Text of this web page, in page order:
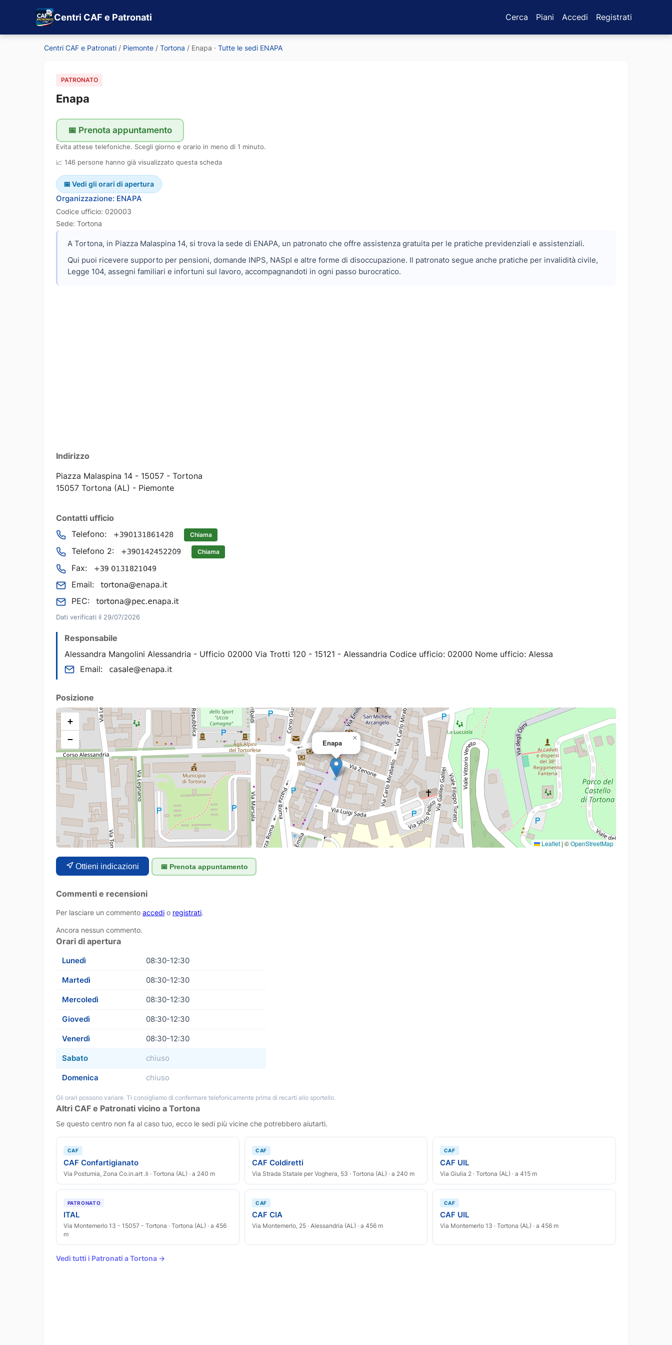
Centri CAF e Patronati Cerca Piani Accedi Registrati
Centri CAF e Patronati / Piemonte / Tortona / Enapa · Tutte le sedi ENAPA
PATRONATO
Enapa
📅 Prenota appuntamento
Evita attese telefoniche. Scegli giorno e orario in meno di 1 minuto.
📈 146 persone hanno già visualizzato questa scheda
📅 Vedi gli orari di apertura
Organizzazione: ENAPA
Codice ufficio: 020003
Sede: Tortona
A Tortona, in Piazza Malaspina 14, si trova la sede di ENAPA, un patronato che offre assistenza gratuita per le pratiche previdenziali e assistenziali.
Qui puoi ricevere supporto per pensioni, domande INPS, NASpI e altre forme di disoccupazione. Il patronato segue anche pratiche per invalidità civile,
Legge 104, assegni familiari e infortuni sul lavoro, accompagnandoti in ogni passo burocratico.
Indirizzo
Piazza Malaspina 14 - 15057 - Tortona
15057 Tortona (AL) - Piemonte
Contatti ufficio
Telefono:
Chiama
Telefono 2: Chiama
Fax:
Email:
PEC:
Dati verificati il 29/07/2026
Responsabile
Alessandra Mangolini Alessandria - Ufficio 02000 Via Trotti 120 - 15121 - Alessandria Codice ufficio: 02000 Nome ufficio: Alessa
Email:
Posizione
Enapa
×
+
−
Leaflet | ©OpenStreetMap
Ottieni indicazioni 📅 Prenota appuntamento
Commenti e recensioni
Per lasciare un commento accedi o registrati.
Ancora nessun commento.
Orari di apertura
Lunedì 08:30-12:30
Martedì 08:30-12:30
Mercoledì 08:30-12:30
Giovedì 08:30-12:30
Venerdì 08:30-12:30
Sabato chiuso
Domenica chiuso
Gli orari possono variare. Ti consigliamo di confermare telefonicamente prima di recarti allo sportello.
Altri CAF e Patronati vicino a Tortona
Se questo centro non fa al caso tuo, ecco le sedi più vicine che potrebbero aiutarti.
CAF
CAF Confartigianato
Via Postumia, Zona Co.in.art .Ii · Tortona (AL) · a 240 m
CAF
CAF Coldiretti
Via Strada Statale per Voghera, 53 · Tortona (AL) · a 240 m
CAF
CAF UIL
Via Giulia 2 · Tortona (AL) · a 415 m
PATRONATO
ITAL
Via Montemerlo 13 - 15057 - Tortona · Tortona (AL) · a 456
m
CAF
CAF CIA
Via Montemerlo, 25 · Alessandria (AL) · a 456 m
CAF
CAF UIL
Via Montemerlo 13 · Tortona (AL) · a 456 m
Vedi tutti i Patronati a Tortona →